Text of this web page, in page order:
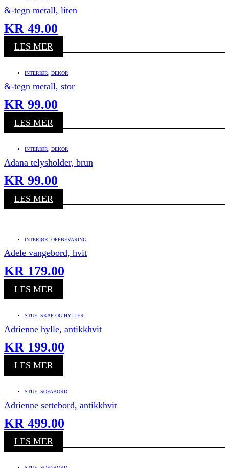
&-tegn metall, liten
KR 49.00
LES MER
INTERIØR DEKOR
&-tegn metall, stor
KR 99.00
LES MER
INTERIØR DEKOR
Adana telysholder, brun
KR 99.00
LES MER
INTERIØR OPPBEVARING
Adele vangebord, hvit
KR 179.00
LES MER
STUE SKAP OG HYLLER
Adrienne hylle, antikkhvit
KR 199.00
LES MER
STUE SOFABORD
Adrienne settebord, antikkhvit
KR 499.00
LES MER